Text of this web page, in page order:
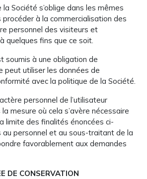
Société s’oblige dans les mêmes
à la commercialisation des
personnel des visiteurs et
quelques fins que ce soit.
soumis à une obligation de
peut utiliser les données de
avec la politique de la Société.
personnel de l’utilisateur
mesure où cela s’avère nécessaire
limite des finalités énoncées ci-
au personnel et au sous-traitant de la
favorablement aux demandes
DE CONSERVATION